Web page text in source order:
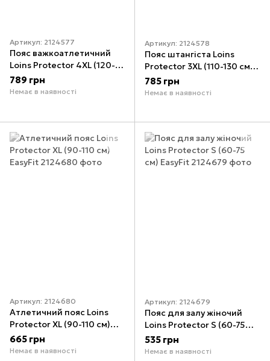
Артикул: 2124577
Пояс важкоатлетичний
Loins Protector 4ХL (120-
145 см) EasyFit
789 грн
Немає в наявності
Артикул: 2124578
Пояс штангіста Loins
Protector 3ХL (110-130 см)
EasyFit
785 грн
Немає в наявності
Артикул: 2124680
Атлетичний пояс Loins
Protector ХL (90-110 см)
EasyFit
665 грн
Немає в наявності
Артикул: 2124679
Пояс для залу жіночий
Loins Protector S (60-75
см) EasyFit
535 грн
Немає в наявності